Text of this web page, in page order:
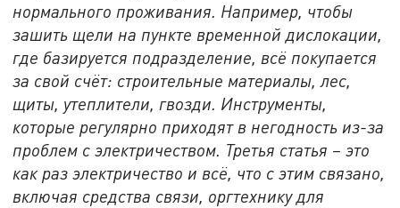
нормального проживания. Например, чтобы
зашить щели на пункте временной дислокации,
где базируется подразделение, всё покупается
за свой счёт: строительные материалы, лес,
щиты, утеплители, гвозди. Инструменты,
которые регулярно приходят в негодность из-за
проблем с электричеством. Третья статья – это
как раз электричество и всё, что с этим связано,
включая средства связи, оргтехнику для